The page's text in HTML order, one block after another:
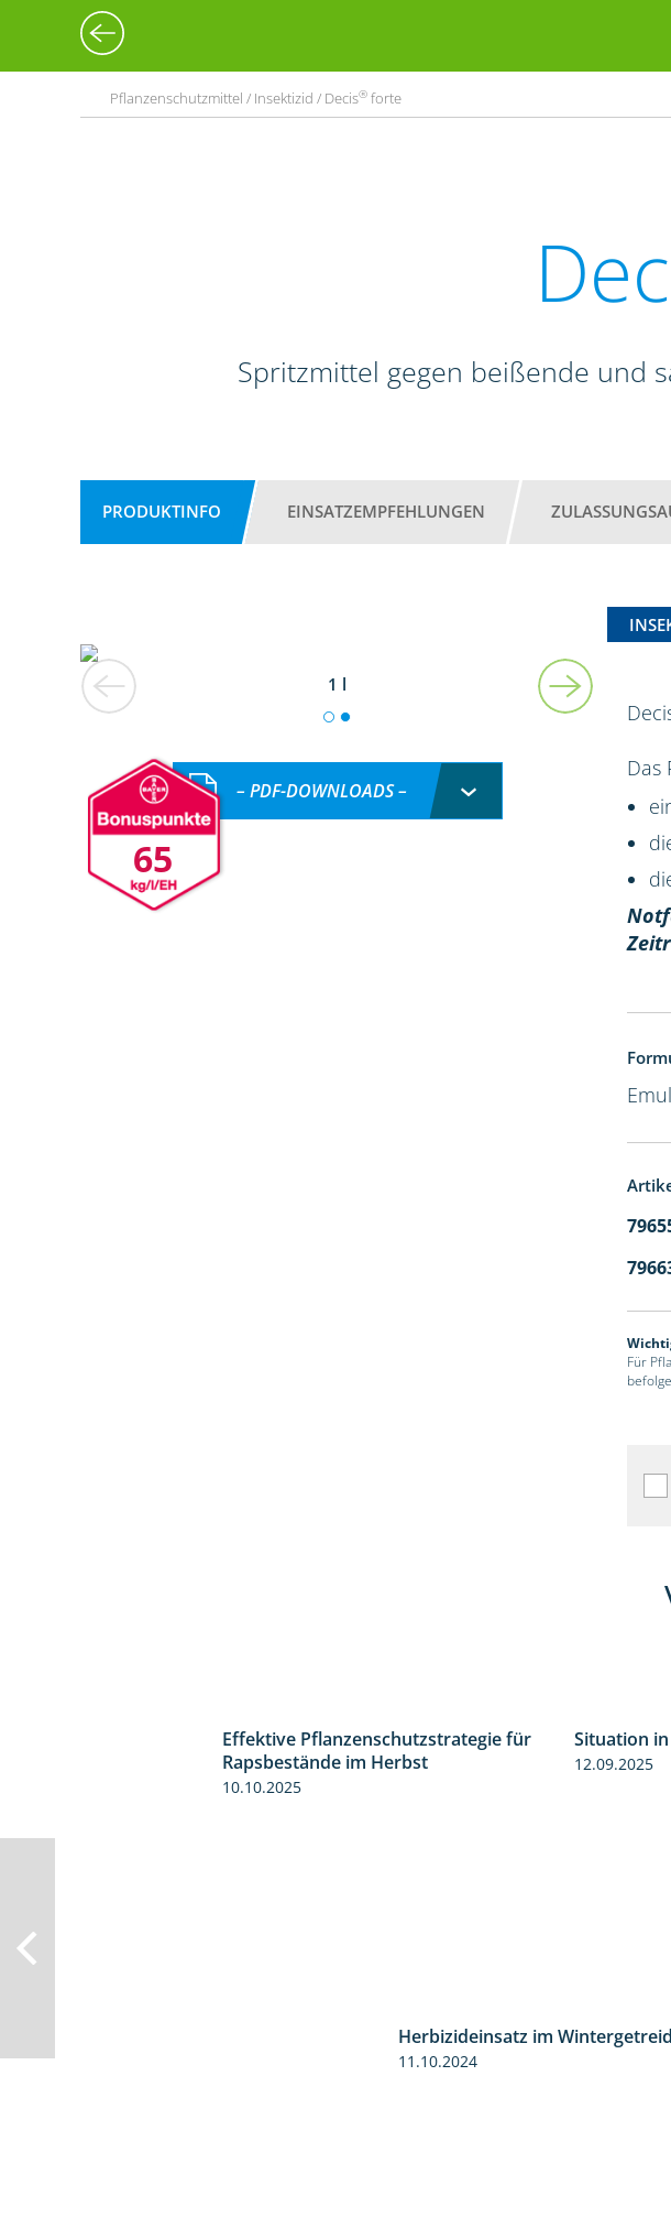
Pflanzenschutzmittel / Insektizid / Decis® forte
Spritzmittel gegen beißende und
PRODUKTINFO EINSATZEMPFEHLUNGEN
1 l
65
– PDF-DOWNLOADS –
Das
Für
Effektive Pflanzenschutzstrategie für
Rapsbestände im Herbst
10.10.2025
Situation in
12.09.2025
Herbizideinsatz im
11.10.2024